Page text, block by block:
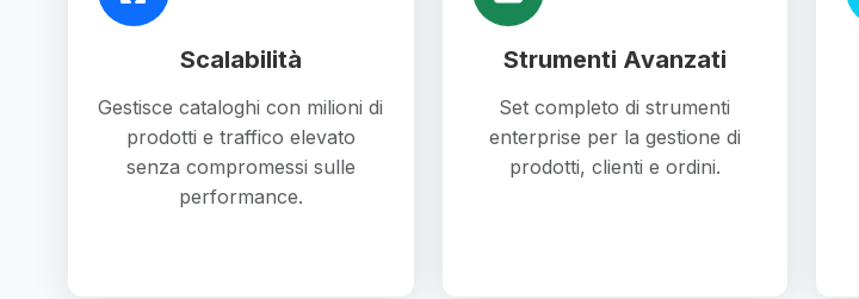
Scalabilità
Gestisce cataloghi con milioni di
prodotti e traffico elevato
senza compromessi sulle
performance.
Strumenti Avanzati
Set completo di strumenti
enterprise per la gestione di
prodotti, clienti e ordini.